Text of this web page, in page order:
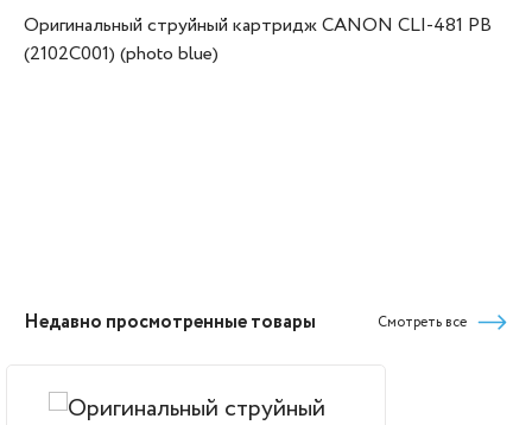
Оригинальный струйный картридж CANON CLI-481 PB
(2102C001) (photo blue)
Недавно просмотренные товары Смотреть все